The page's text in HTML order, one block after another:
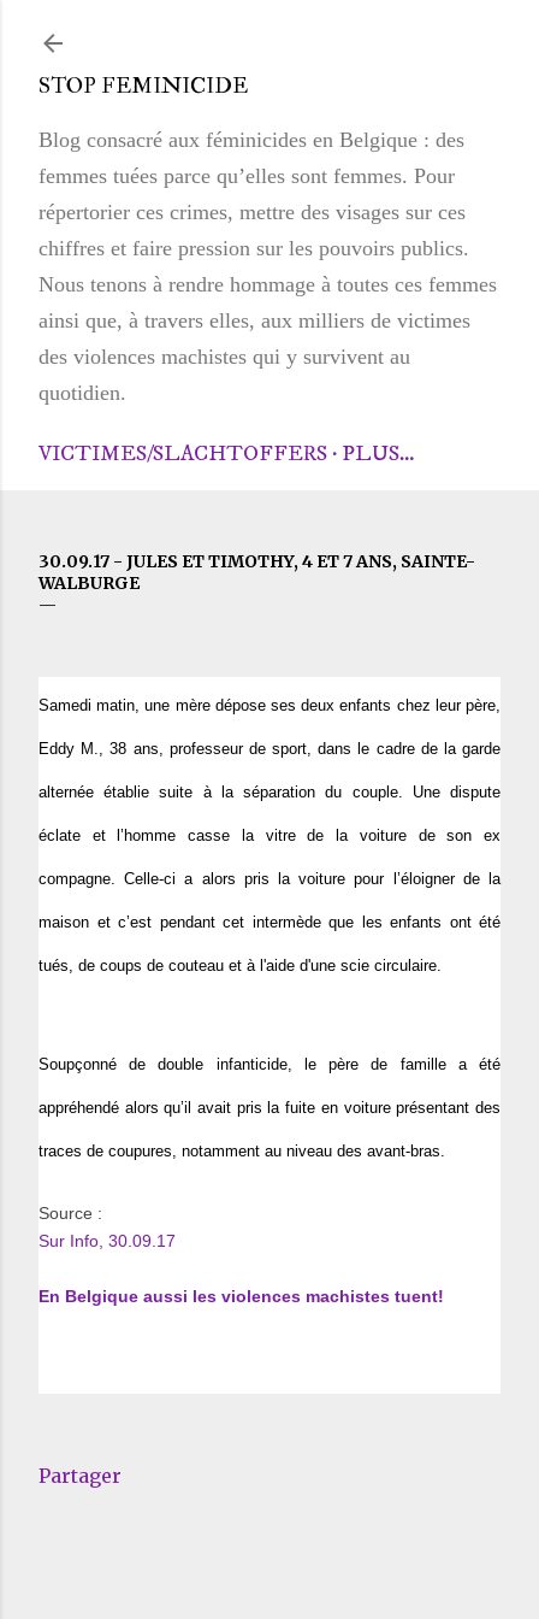
STOP FEMINICIDE
Blog consacré aux féminicides en Belgique : des
femmes tuées parce qu’elles sont femmes. Pour
répertorier ces crimes, mettre des visages sur ces
chiffres et faire pression sur les pouvoirs publics.
Nous tenons à rendre hommage à toutes ces femmes
ainsi que, à travers elles, aux milliers de victimes
des violences machistes qui y survivent au
quotidien.
VICTIMES/SLACHTOFFERS PLUS…
30.09.17 - JULES ET TIMOTHY, 4 ET 7 ANS, SAINTE-
WALBURGE
Samedi matin, une mère dépose ses deux enfants chez leur père,
Eddy M., 38 ans, professeur de sport, dans le cadre de la garde
alternée établie suite à la séparation du couple. Une dispute
éclate et l’homme casse la vitre de la voiture de son ex
compagne. Celle-ci a alors pris la voiture pour l’éloigner de la
maison et c’est pendant cet intermède que les enfants ont été
tués, de coups de couteau et à l'aide d'une scie circulaire.
Soupçonné de double infanticide, le père de famille a été
appréhendé alors qu’il avait pris la fuite en voiture présentant des
traces de coupures, notamment au niveau des avant-bras.
Source :
Sur Info, 30.09.17
En Belgique aussi les violences machistes tuent!
Partager